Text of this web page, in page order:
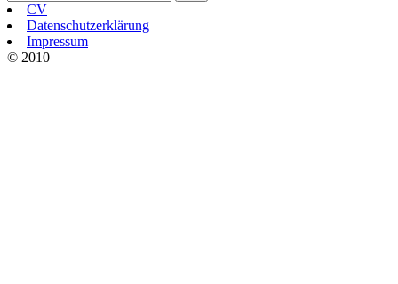
CV
Datenschutzerklärung
Impressum
© 2010